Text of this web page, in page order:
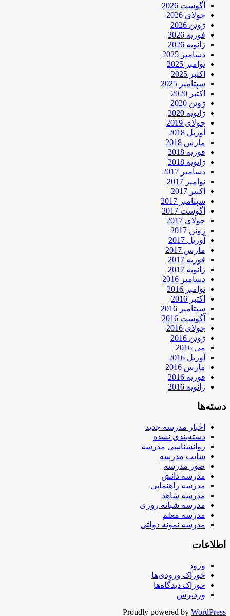
آگوست 2026
جولای 2026
ژوئن 2026
فوریه 2026
ژانویه 2026
دسامبر 2025
نوامبر 2025
اکتبر 2025
سپتامبر 2025
اکتبر 2020
ژوئن 2020
ژانویه 2020
جولای 2019
آوریل 2018
مارس 2018
فوریه 2018
ژانویه 2018
دسامبر 2017
نوامبر 2017
اکتبر 2017
سپتامبر 2017
آگوست 2017
جولای 2017
ژوئن 2017
آوریل 2017
مارس 2017
فوریه 2017
ژانویه 2017
دسامبر 2016
نوامبر 2016
اکتبر 2016
سپتامبر 2016
آگوست 2016
جولای 2016
ژوئن 2016
می 2016
آوریل 2016
مارس 2016
فوریه 2016
ژانویه 2016
دسته‌ها
اخبار مدرسه جدید
دسته‌بندی نشده
روانشناسی مدرسه
سایت مدرسه
صور مدرسه
مدرسه دانش
مدرسه راهنمایی
مدرسه شاهد
مدرسه شبانه روزی
مدرسه معلم
مدرسه نمونه دولتی
اطلاعات
ورود
خوراک ورودی‌ها
خوراک دیدگاه‌ها
وردپرس
Proudly powered by WordPress